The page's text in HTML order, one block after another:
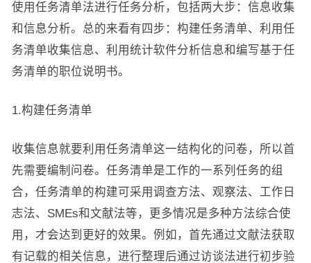
使用任务清单法进行任务分析，包括两大步：信息收集
和信息分析。总的来看有四步：构建任务清单、利用任
务清单收集信息、利用统计软件分析信息和编写基于任
务清单的职位说明书。
1.构建任务清单
收集信息就要利用任务清单这一结构化的问卷，所以首
先需要编制问卷。任务清单是工作的一系列任务的组
合，任务清单的构建可采用调查方法、观察法、工作日
志法、SMEs和文献法等，更多情况是多种方法综合使
用，才会达到更好的效果。例如，首先通过文献法获取
有记载的相关信息，进行整理后通过访谈法进行初步验